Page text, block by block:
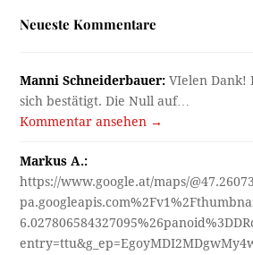
Neueste Kommentare
Manni Schneiderbauer: VIelen Dank!
sich bestätigt. Die Null auf…
Kommentar ansehen →
Markus A.:
https://www.google.at/maps/